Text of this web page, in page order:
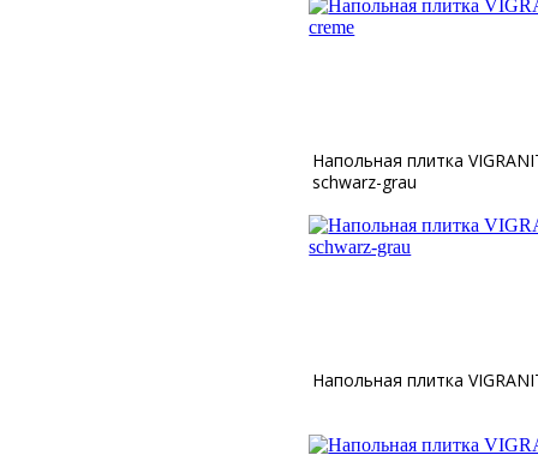
Напольная плитка
schwarz-grau
Напольная плитка